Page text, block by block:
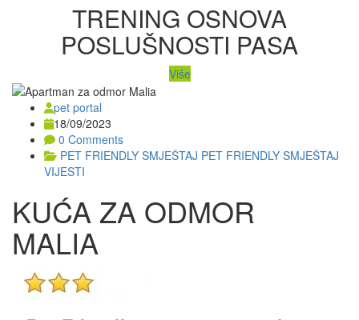
TRENING OSNOVA
POSLUŠNOSTI PASA
Više
pet portal
18/09/2023
0 Comments
PET FRIENDLY SMJEŠTAJ PET FRIENDLY SMJEŠTAJ
VIJESTI
KUĆA ZA ODMOR
MALIA